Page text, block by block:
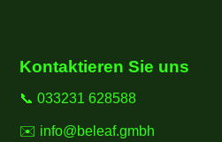
Kontaktieren Sie uns
📞 033231 628588
✉️ info@beleaf.gmbh